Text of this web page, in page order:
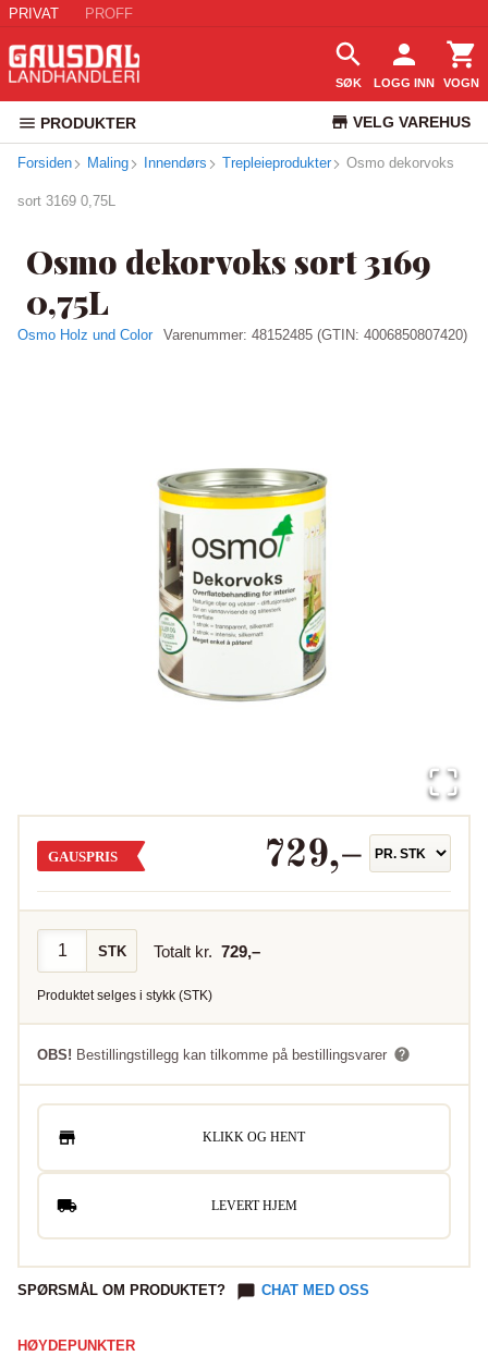
PRIVAT PROFF
SØK LOGG INN VOGN
PRODUKTER VELG VAREHUS
KUNDESERVICE
Forsiden Maling Innendørs Trepleieprodukter Osmo dekorvoks
sort 3169 0,75L
Osmo dekorvoks sort 3169
0,75L
Osmo Holz und Color Varenummer: 48152485 (GTIN: 4006850807420)
GAUSPRIS 729,–
STK Totalt kr. 729,–
Produktet selges i stykk (STK)
OBS! Bestillingstillegg kan tilkomme på bestillingsvarer
KLIKK OG HENT
LEVERT HJEM
SPØRSMÅL OM PRODUKTET? CHAT MED OSS
HØYDEPUNKTER